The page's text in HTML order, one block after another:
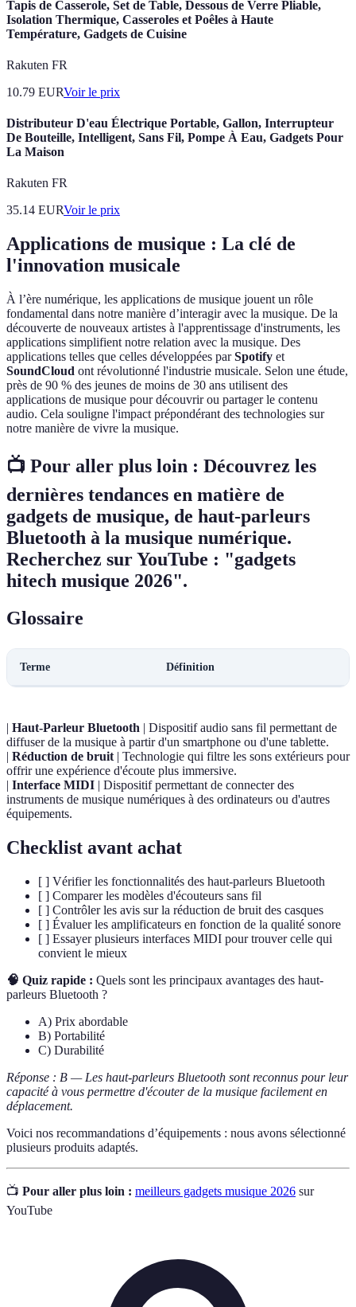
Tapis de Casserole, Set de Table, Dessous de Verre Pliable,
Isolation Thermique, Casseroles et Poêles à Haute
Température, Gadgets de Cuisine
Rakuten FR
10.79 EURVoir le prix
Distributeur D'eau Électrique Portable, Gallon, Interrupteur
De Bouteille, Intelligent, Sans Fil, Pompe À Eau, Gadgets Pour
La Maison
Rakuten FR
35.14 EURVoir le prix
Applications de musique : La clé de
l'innovation musicale
À l’ère numérique, les applications de musique jouent un rôle
fondamental dans notre manière d’interagir avec la musique. De la
découverte de nouveaux artistes à l'apprentissage d'instruments, les
applications simplifient notre relation avec la musique. Des
applications telles que celles développées parSpotify et
SoundCloud ont révolutionné l'industrie musicale. Selon une étude,
près de 90 % des jeunes de moins de 30 ans utilisent des
applications de musique pour découvrir ou partager le contenu
audio. Cela souligne l'impact prépondérant des technologies sur
notre manière de vivre la musique.
📺 Pour aller plus loin : Découvrez les
dernières tendances en matière de
gadgets de musique, de haut-parleurs
Bluetooth à la musique numérique.
Recherchez sur YouTube : "gadgets
hitech musique 2026".
Glossaire
Terme Définition
| Haut-Parleur Bluetooth | Dispositif audio sans fil permettant de
diffuser de la musique à partir d'un smartphone ou d'une tablette.
| Réduction de bruit | Technologie qui filtre les sons extérieurs pour
offrir une expérience d'écoute plus immersive.
| Interface MIDI | Dispositif permettant de connecter des
instruments de musique numériques à des ordinateurs ou d'autres
équipements.
Checklist avant achat
[ ] Vérifier les fonctionnalités des haut-parleurs Bluetooth
[ ] Comparer les modèles d'écouteurs sans fil
[ ] Contrôler les avis sur la réduction de bruit des casques
[ ] Évaluer les amplificateurs en fonction de la qualité sonore
[ ] Essayer plusieurs interfaces MIDI pour trouver celle qui
convient le mieux
🧠 Quiz rapide : Quels sont les principaux avantages des haut-
parleurs Bluetooth ?
A) Prix abordable
B) Portabilité
C) Durabilité
Réponse : B — Les haut-parleurs Bluetooth sont reconnus pour leur
capacité à vous permettre d'écouter de la musique facilement en
déplacement.
Voici nos recommandations d’équipements : nous avons sélectionné
plusieurs produits adaptés.
📺 Pour aller plus loin : meilleurs gadgets musique 2026 sur
YouTube